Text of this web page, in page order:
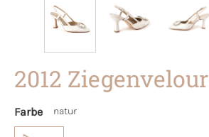
2012 Ziegenvelour
Farbe natur